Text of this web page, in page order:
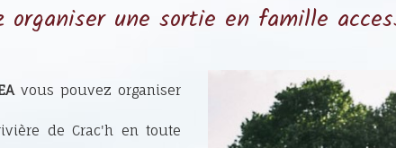
organiser une sortie en famille
vous pouvez organiser
de Crac'h en toute